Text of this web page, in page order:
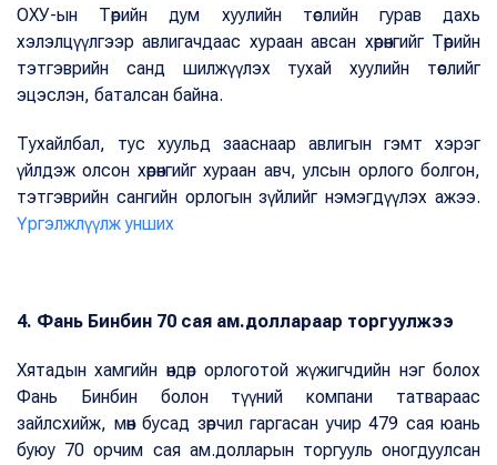
ОХУ-ын Төрийн дум хуулийн төслийн гурав дахь
хэлэлцүүлгээр авлигачдаас хураан авсан хөрөнгийг Төрийн
тэтгэврийн санд шилжүүлэх тухай хуулийн төслийг
эцэслэн, баталсан байна.
Тухайлбал, тус хуульд зааснаар авлигын гэмт хэрэг
үйлдэж олсон хөрөнгийг хураан авч, улсын орлого болгон,
тэтгэврийн сангийн орлогын зүйлийг нэмэгдүүлэх ажээ.
Үргэлжлүүлж унших
4. Фань Бинбин 70 сая ам.доллараар торгуулжээ
Хятадын хамгийн өндөр орлоготой жүжигчдийн нэг болох
Фань Бинбин болон түүний компани татвараас
зайлсхийж, мөн бусад зөрчил гаргасан учир 479 сая юань
буюу 70 орчим сая ам.долларын торгууль оногдуулсан